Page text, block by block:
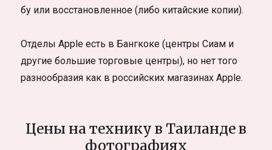
бу или восстановленное (либо китайские копии).
Отделы Apple есть в Бангкоке (центры Сиам и
другие большие торговые центры), но нет того
разнообразия как в российских магазинах Apple.
Цены на технику в Таиланде в
фотографиях